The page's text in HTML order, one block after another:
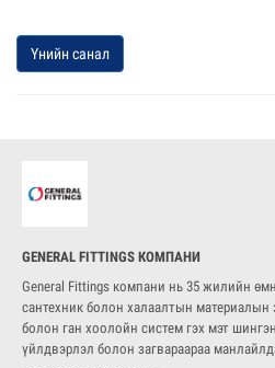
Үнийн санал
GENERAL FITTINGS КОМПАНИ
General Fittings компани нь 35 жилийн
сантехник болон халаалтын материалын
болон ган хоолойн систем гэх мэт
үйлдвэрлэл болон загвараараа